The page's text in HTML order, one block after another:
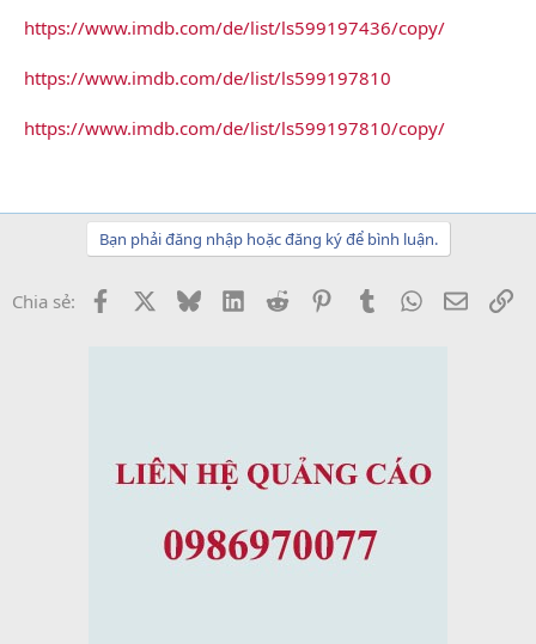
https://www.imdb.com/de/list/ls599197436/copy/
https://www.imdb.com/de/list/ls599197810
https://www.imdb.com/de/list/ls599197810/copy/
Bạn phải đăng nhập hoặc đăng ký để bình luận.
Chia sẻ: Facebook BlueskyLinkedInReddit PinterestTumblrWhatsApp
Email